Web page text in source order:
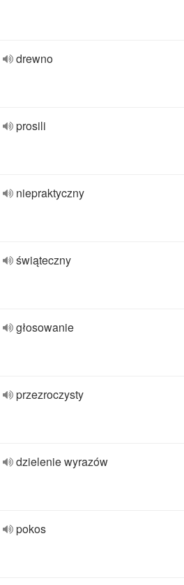
drewno
prosili
niepraktyczny
świąteczny
głosowanie
przezroczysty
dzielenie wyrazów
pokos